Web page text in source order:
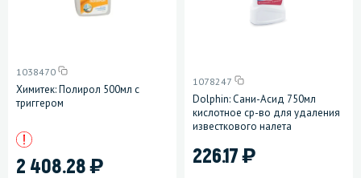
1038470
Химитек: Полирол 500мл с
триггером
2 408.28)
1078247
Dolphin: Сани-Асид 750мл
кислотное ср-во для удаления
известкового налета
226.17)